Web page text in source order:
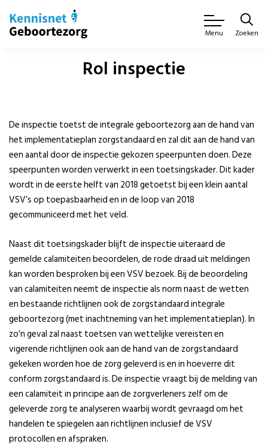
Menu Zoeken
Rol inspectie
De inspectie toetst de integrale geboortezorg aan de hand van
het implementatieplan zorgstandaard en zal dit aan de hand van
een aantal door de inspectie gekozen speerpunten doen. Deze
speerpunten worden verwerkt in een toetsingskader. Dit kader
wordt in de eerste helft van 2018 getoetst bij een klein aantal
VSV’s op toepasbaarheid en in de loop van 2018
gecommuniceerd met het veld.
Naast dit toetsingskader blijft de inspectie uiteraard de
gemelde calamiteiten beoordelen, de rode draad uit meldingen
kan worden besproken bij een VSV bezoek. Bij de beoordeling
van calamiteiten neemt de inspectie als norm naast de wetten
en bestaande richtlijnen ook de zorgstandaard integrale
geboortezorg (met inachtneming van het implementatieplan). In
zo’n geval zal naast toetsen van wettelijke vereisten en
vigerende richtlijnen ook aan de hand van de zorgstandaard
gekeken worden hoe de zorg geleverd is en in hoeverre dit
conform zorgstandaard is. De inspectie vraagt bij de melding van
een calamiteit in principe aan de zorgverleners zelf om de
geleverde zorg te analyseren waarbij wordt gevraagd om het
handelen te spiegelen aan richtlijnen inclusief de VSV
protocollen en afspraken.